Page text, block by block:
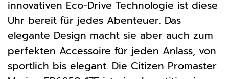
innovativen Eco-Drive Technologie ist diese
Uhr bereit für jedes Abenteuer. Das
elegante Design macht sie aber auch zum
perfekten Accessoire für jeden Anlass, von
sportlich bis elegant. Die Citizen Promaster